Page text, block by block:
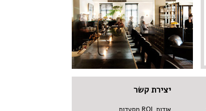
יצירת קשר
אודות ROL מסעדות